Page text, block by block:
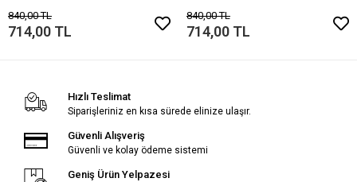
840,00 TL
714,00 TL
840,00 TL
714,00 TL
Hızlı Teslimat
Siparişleriniz en kısa sürede elinize ulaşır.
Güvenli Alışveriş
Güvenli ve kolay ödeme sistemi
Geniş Ürün Yelpazesi